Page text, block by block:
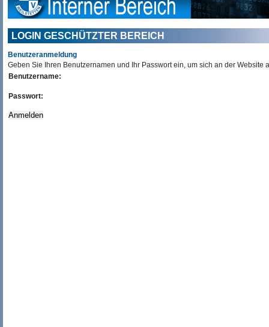
LOGIN GESCHÜTZTER BEREICH
Benutzeranmeldung
Geben Sie Ihren Benutzernamen und Ihr Passwort ein, um sich an der Website
Benutzername:
Passwort: